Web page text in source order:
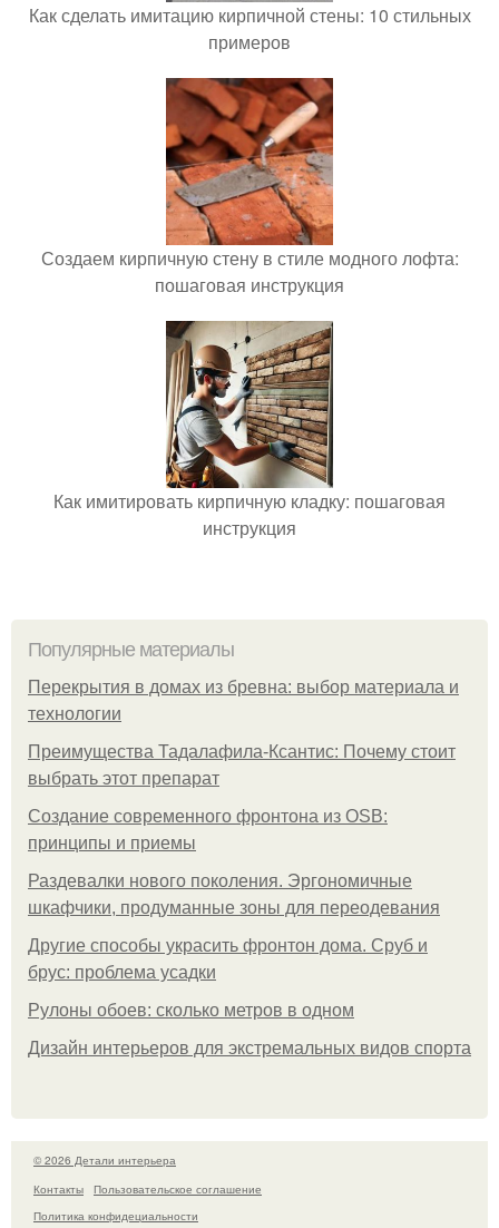
Как сделать имитацию кирпичной стены: 10 стильных
примеров
Создаем кирпичную стену в стиле модного лофта:
пошаговая инструкция
Как имитировать кирпичную кладку: пошаговая
инструкция
Популярные материалы
Перекрытия в домах из бревна: выбор материала и
технологии
Преимущества Тадалафила-Ксантис: Почему стоит
выбрать этот препарат
Создание современного фронтона из OSB:
принципы и приемы
Раздевалки нового поколения. Эргономичные
шкафчики, продуманные зоны для переодевания
Другие способы украсить фронтон дома. Сруб и
брус: проблема усадки
Рулоны обоев: сколько метров в одном
Дизайн интерьеров для экстремальных видов спорта
© 2026 Детали интерьера
Контакты
Пользовательское соглашение
Политика конфидециальности